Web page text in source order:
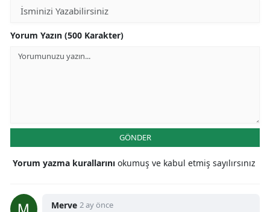
Yorum Yazın (500 Karakter)
GÖNDER
Yorum yazma kurallarını okumuş ve kabul etmiş sayılırsınız
Merve 2 ay önce